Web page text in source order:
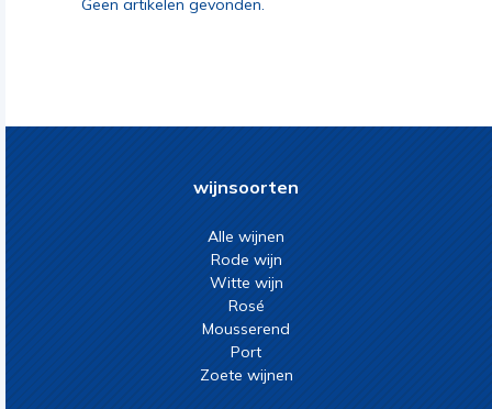
Geen artikelen gevonden.
wijnsoorten
Alle wijnen
Rode wijn
Witte wijn
Rosé
Mousserend
Port
Zoete wijnen